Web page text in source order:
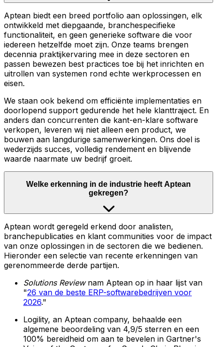
Aptean biedt een breed portfolio aan oplossingen, elk
ontwikkeld met diepgaande, branchespecifieke
functionaliteit, en geen generieke software die voor
iedereen hetzelfde moet zijn. Onze teams brengen
decennia praktijkervaring mee in deze sectoren en
passen bewezen best practices toe bij het inrichten en
uitrollen van systemen rond echte werkprocessen en
eisen.
We staan ook bekend om efficiënte implementaties en
doorlopend support gedurende het hele klanttraject. En
anders dan concurrenten die kant-en-klare software
verkopen, leveren wij niet alleen een product, we
bouwen aan langdurige samenwerkingen. Ons doel is
wederzijds succes, volledig rendement en blijvende
waarde naarmate uw bedrijf groeit.
Welke erkenning in de industrie heeft Aptean
gekregen?
Aptean wordt geregeld erkend door analisten,
branchepublicaties en klant communities voor de impact
van onze oplossingen in de sectoren die we bedienen.
Hieronder een selectie van recente erkenningen van
gerenommeerde derde partijen.
Solutions Reviewnam Aptean op in haar lijst van
"26 van de beste ERP-softwarebedrijven voor
2026."
Logility, an Aptean company, behaalde een
algemene beoordeling van 4,9/5 sterren en een
100% bereidheid om aan te bevelen in Gartner's